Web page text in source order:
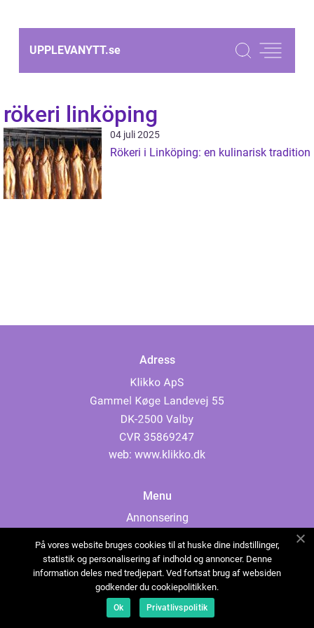
UPPLEVANYTT.se
rökeri linköping
04 juli 2025
Rökeri i Linköping: en kulinarisk tradition
Adress
web: www.klikko.dk
Menu
Annonsering
Cookies
Kontakta oss
Sitemap
På vores website bruges cookies til at huske dine indstillinger,
statistik og personalisering af indhold og annoncer. Denne
information deles med tredjepart. Ved fortsat brug af websiden
godkender du cookiepolitikken.
Ok Privatlivspolitik